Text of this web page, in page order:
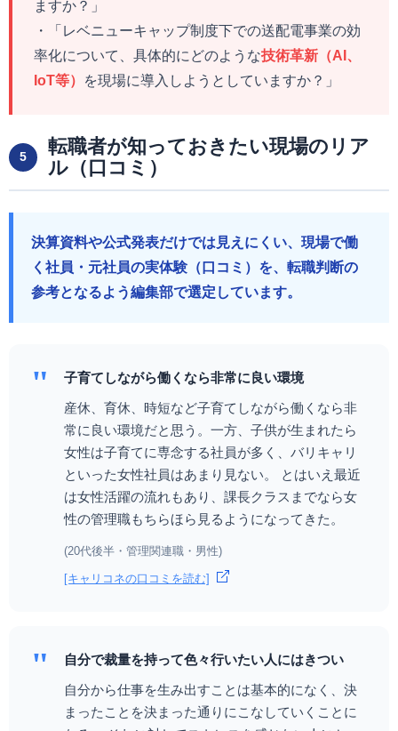
ますか？」
・「レベニューキャップ制度下での送配電事業の効
率化について、具体的にどのような技術革新（AI、
IoT等）
を現場に導入しようとしていますか？」
5
転職者が知っておきたい現場のリア
ル（口コミ）
決算資料や公式発表だけでは見えにくい、現場で働
く社員・元社員の実体験（口コミ）を、転職判断の
参考となるよう編集部で選定しています。
"
子育てしながら働くなら非常に良い環境
産休、育休、時短など子育てしながら働くなら非
常に良い環境だと思う。一方、子供が生まれたら
女性は子育てに専念する社員が多く、バリキャリ
といった女性社員はあまり見ない。 とはいえ最近
は女性活躍の流れもあり、課長クラスまでなら女
性の管理職もちらほら見るようになってきた。
(20代後半・管理関連職・男性)
[キャリコネの口コミを読む]
"
自分で裁量を持って色々行いたい人にはきつい
自分から仕事を生み出すことは基本的になく、決
まったことを決まった通りにこなしていくことに